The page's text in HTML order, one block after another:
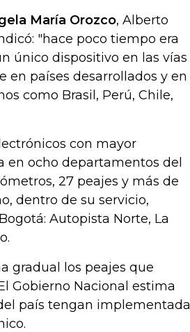
María Orozco, Alberto
"hace poco tiempo era
único dispositivo en las vías
en países desarrollados y en
como Brasil, Perú, Chile,
con mayor
en ocho departamentos del
27 peajes y más de
dentro de su servicio,
Autopista Norte, La
gradual los peajes que
Gobierno Nacional estima
país tengan implementada